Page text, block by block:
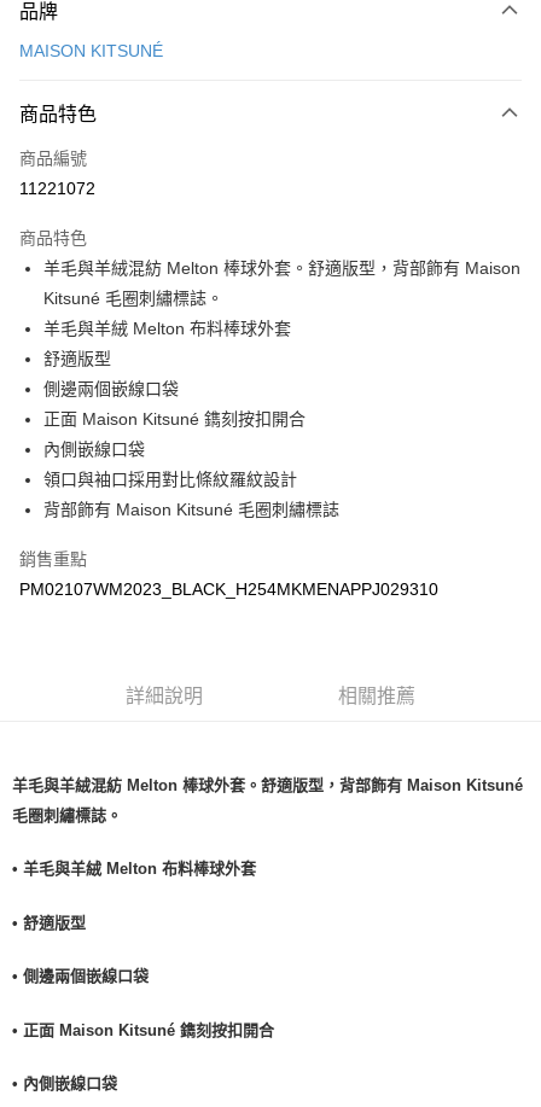
信用卡一次付款
ATM付款
每筆NT$100，滿NT$3,000(含以上)免運費
付款後萊爾富取貨
每筆NT$100
付款後7-11取貨
每筆NT$100，滿NT$3,000(含以上)免運費
宅配
每筆NT$100，滿NT$3,000(含以上)免運費
品牌
MAISON KITSUNÉ
商品特色
商品編號
11221072
商品特色
羊毛與羊絨混紡 Melton 棒球外套。舒適版型，背部飾有 Maison
Kitsuné 毛圈刺繡標誌。
羊毛與羊絨 Melton 布料棒球外套
舒適版型
側邊兩個嵌線口袋
正面 Maison Kitsuné 鐫刻按扣開合
內側嵌線口袋
領口與袖口採用對比條紋羅紋設計
背部飾有 Maison Kitsuné 毛圈刺繡標誌
銷售重點
PM02107WM2023_BLACK_H254MKMENAPPJ029310
詳細說明 相關推薦
羊毛與羊絨混紡 Melton 棒球外套。舒適版型，背部飾有 Maison Kitsuné
毛圈刺繡標誌。
• 羊毛與羊絨 Melton 布料棒球外套
• 舒適版型
• 側邊兩個嵌線口袋
• 正面 Maison Kitsuné 鐫刻按扣開合
• 內側嵌線口袋